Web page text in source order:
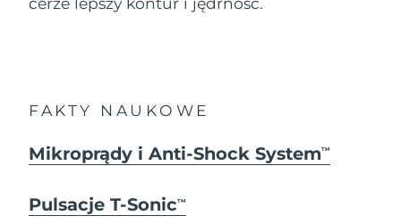
FAKTY NAUKOWE
Mikroprądy i Anti-Shock SystemTM
Pulsacje T-SonicTM
Indonezja
Irlandia
Oczekiwany czas dostawy
Wyspa Man